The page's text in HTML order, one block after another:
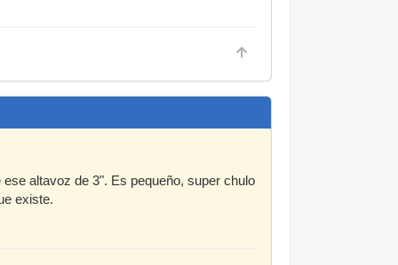
altavoz de 3". Es pequeño, super chulo
existe.